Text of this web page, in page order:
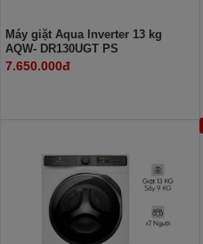
Máy giặt Aqua Inverter 13 kg
AQW- DR130UGT PS
7.650.000đ